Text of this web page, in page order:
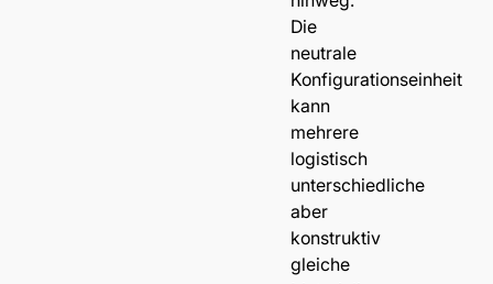
Die
neutrale
Konfigurationseinheit
kann
mehrere
logistisch
unterschiedliche
aber
konstruktiv
gleiche